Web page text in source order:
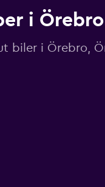
i Örebro
biler i Örebro,